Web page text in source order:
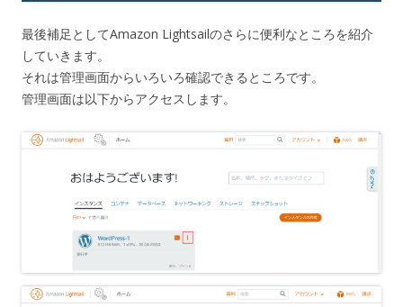
最後補足としてAmazon Lightsailのさらに便利なところを紹介
していきます。
それは管理画面からいろいろ確認できるところです。
管理画面は以下からアクセスします。